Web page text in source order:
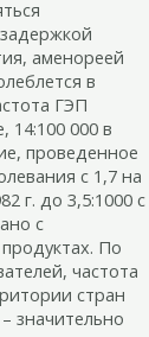
аменореей
в
ГЭП
14:100 000 в
проведенное
с 1,7 на
г. до 3,5:1000 с
с
По
частота
стран
значительно